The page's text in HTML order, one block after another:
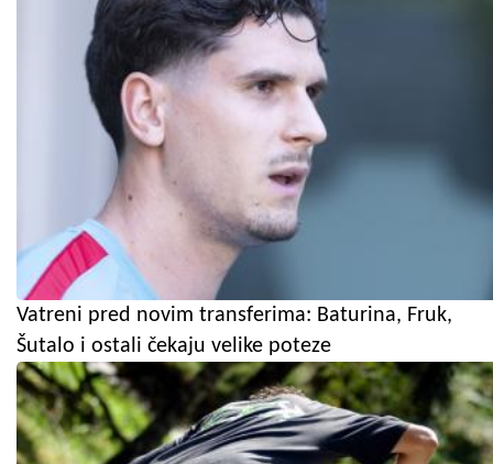
Vatreni pred novim transferima: Baturina, Fruk,
Šutalo i ostali čekaju velike poteze